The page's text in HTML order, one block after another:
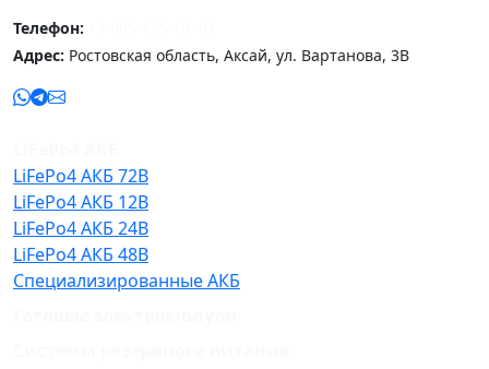
Телефон:
Адрес: Ростовская область, Аксай, ул. Вартанова, 3В
LiFePo4 АКБ 72В
LiFePo4 АКБ 12В
LiFePo4 АКБ 24В
LiFePo4 АКБ 48В
Специализированные АКБ